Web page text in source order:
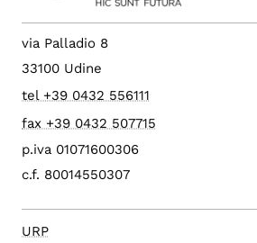
via Palladio 8
33100 Udine
tel +39 0432 556111
fax +39 0432 507715
p.iva 01071600306
c.f. 80014550307
URP